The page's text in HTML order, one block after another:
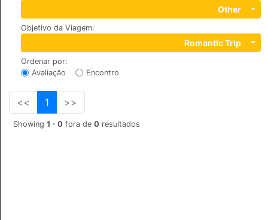
Other
Objetivo da Viagem:
Romantic Trip
Ordenar por:
Avaliação
Encontro
<< 1 >>
Showing 1 - 0 fora de 0 resultados